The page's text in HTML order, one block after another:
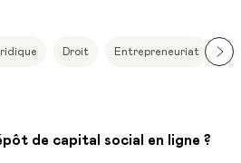
Droit Entrepreneuriat
de capital social en ligne ?